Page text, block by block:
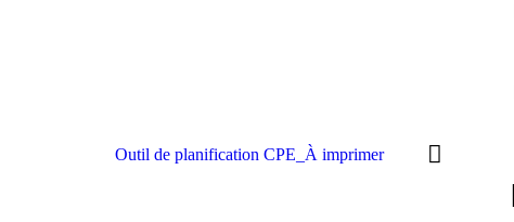
Outil de planification CPE_À imprimer